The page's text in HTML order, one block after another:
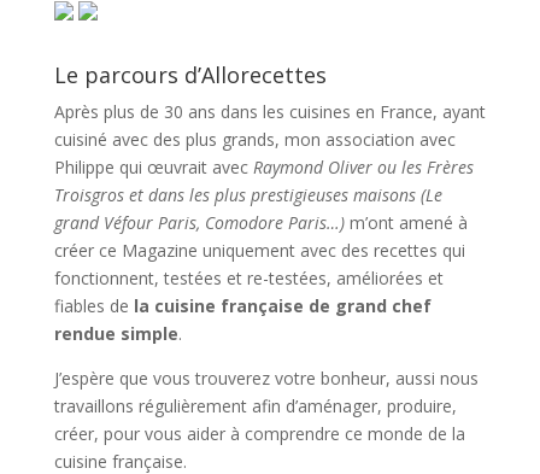
Le parcours d’Allorecettes
Après plus de 30 ans dans les cuisines en France, ayant
cuisiné avec des plus grands, mon association avec
Philippe qui œuvrait avec Raymond Oliver ou les Frères
Troisgros et dans les plus prestigieuses maisons (Le
grand Véfour Paris, Comodore Paris…)m’ont amené à
créer ce Magazine uniquement avec des recettes qui
fonctionnent, testées et re-testées, améliorées et
fiables de la cuisine française de grand chef
rendue simple.
J’espère que vous trouverez votre bonheur, aussi nous
travaillons régulièrement afin d’aménager, produire,
créer, pour vous aider à comprendre ce monde de la
cuisine française.